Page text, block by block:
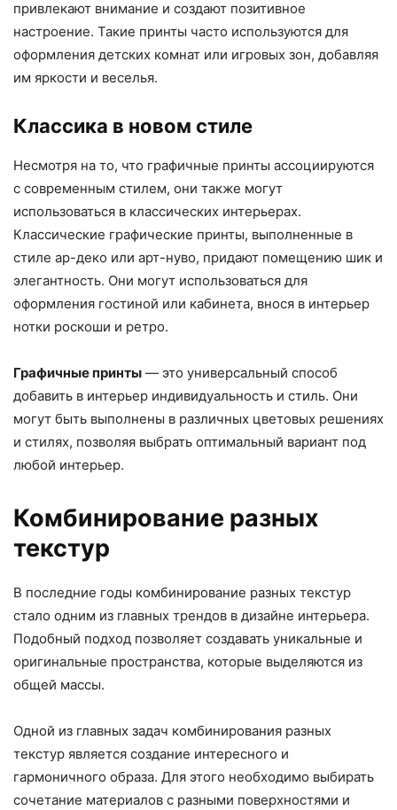
привлекают внимание и создают позитивное
настроение. Такие принты часто используются для
оформления детских комнат или игровых зон, добавляя
им яркости и веселья.
Классика в новом стиле
Несмотря на то, что графичные принты ассоциируются
с современным стилем, они также могут
использоваться в классических интерьерах.
Классические графические принты, выполненные в
стиле ар-деко или арт-нуво, придают помещению шик и
элегантность. Они могут использоваться для
оформления гостиной или кабинета, внося в интерьер
нотки роскоши и ретро.
Графичные принты — это универсальный способ
добавить в интерьер индивидуальность и стиль. Они
могут быть выполнены в различных цветовых решениях
и стилях, позволяя выбрать оптимальный вариант под
любой интерьер.
Комбинирование разных
текстур
В последние годы комбинирование разных текстур
стало одним из главных трендов в дизайне интерьера.
Подобный подход позволяет создавать уникальные и
оригинальные пространства, которые выделяются из
общей массы.
Одной из главных задач комбинирования разных
текстур является создание интересного и
гармоничного образа. Для этого необходимо выбирать
сочетание материалов с разными поверхностями и